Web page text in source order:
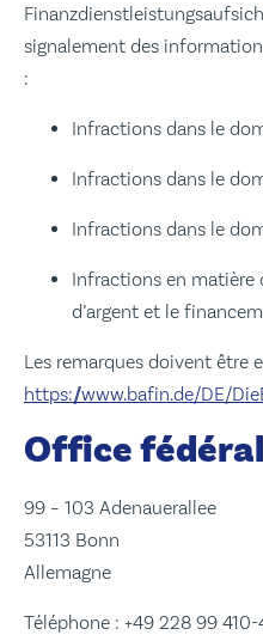
signalement des
:
Infractions dans le
Infractions dans le
Infractions dans le
Infractions en
d’argent et le
Les remarques doivent être
https://www.bafin.de/DE/
Office
99 – 103 Adenauerallee
53113 Bonn
Allemagne
Téléphone : +49 228 99